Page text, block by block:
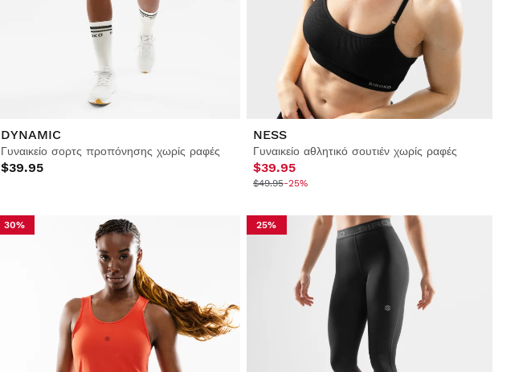
DYNAMIC
Γυναικείο σορτς προπόνησης χωρίς ραφές
$39.95
NESS
Γυναικείο αθλητικό σουτιέν χωρίς ραφές
$39.95
$49.95-25%
30% 25%